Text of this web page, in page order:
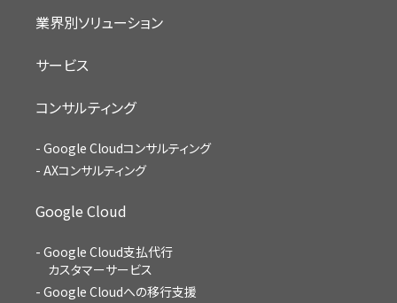
業界別ソリューション
サービス
コンサルティング
Google Cloudコンサルティング
AXコンサルティング
Google Cloud
Google Cloud支払代行
カスタマーサービス
Google Cloudへの移行支援